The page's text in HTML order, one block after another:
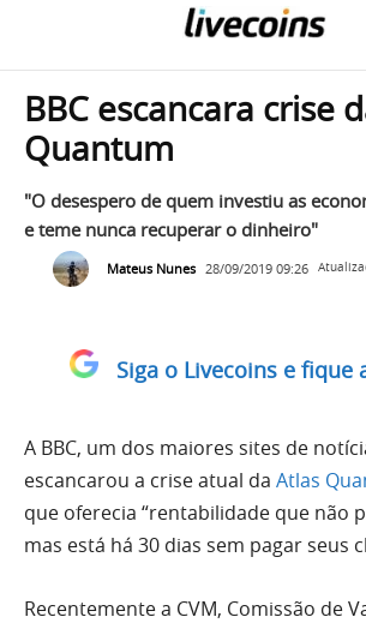
BBC escancara crise
Quantum
"O desespero de quem investiu as
e teme nunca recuperar o dinheiro"
Mateus Nunes 28/09/2019 09:26
Siga o Livecoins e fique
A BBC, um dos maiores sites de
escancarou a crise atual da Atlas
que oferecia “rentabilidade que não
mas está há 30 dias sem pagar seus
Recentemente a CVM, Comissão de